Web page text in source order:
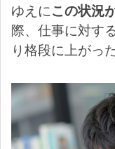
ゆえにこの状況
際、仕事に対す
り格段に上がっ